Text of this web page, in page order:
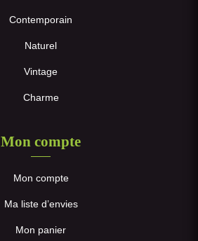
Contemporain
Naturel
Vintage
Charme
Mon compte
Mon compte
Ma liste d’envies
Mon panier